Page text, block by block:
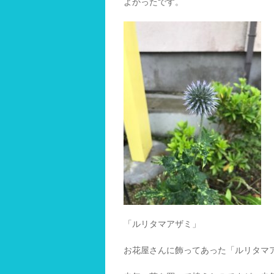
「ルリタマアザミ」
お花屋さんに飾ってあった「ルリタマ